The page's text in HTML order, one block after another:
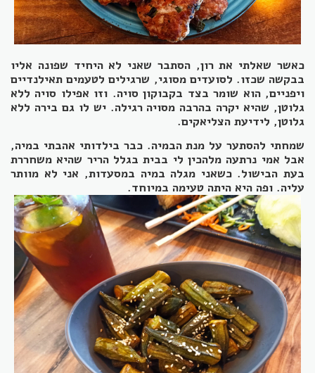
כאשר שאלתי את רון, הסתבר שאני לא היחיד שפונה אליו
בבקשה שכזו. לסועדים מסוגי, שרגילים לטעמים תאילנדיים
ויפניים, הוא שומר בצד בקבוקון סויה. וזו אפילו סויה ללא
גלוטן, שהיא יקרה בהרבה מסויה רגילה. יש לו גם בירה ללא
גלוטן, לידיעת הצליאקים.
שמחתי להסתער על מנת הבמיה. כבר בילדותי אהבתי במיה,
אבל אמי נרתעה מלהכין לי בבית בגלל הריר שהיא משחררת
בעת הבישול. כשאני מגלה במיה במסעדות, אני לא מוותר
עליה. ופה היא היתה טעימה במיוחד.